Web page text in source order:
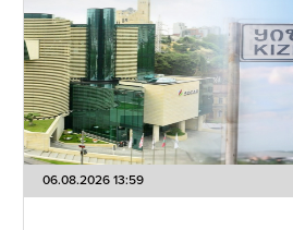
06.08.2026 13:59